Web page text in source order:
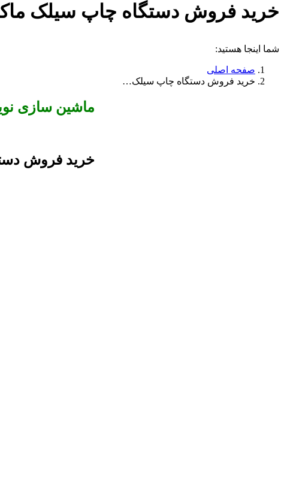
خرید فروش دستگاه چاپ سیلک ماکو ✔️ 09195423486 ✔️ تعرفه
شما اینجا هستید:
صفحه اصلی
خرید فروش دستگاه چاپ سیلک…
ماشین سازی
خرید فروش دستگاه چاپ